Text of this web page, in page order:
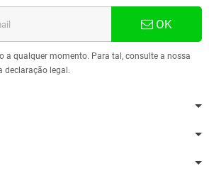
OK
a qualquer momento. Para tal, consulte a nossa
declaração legal.